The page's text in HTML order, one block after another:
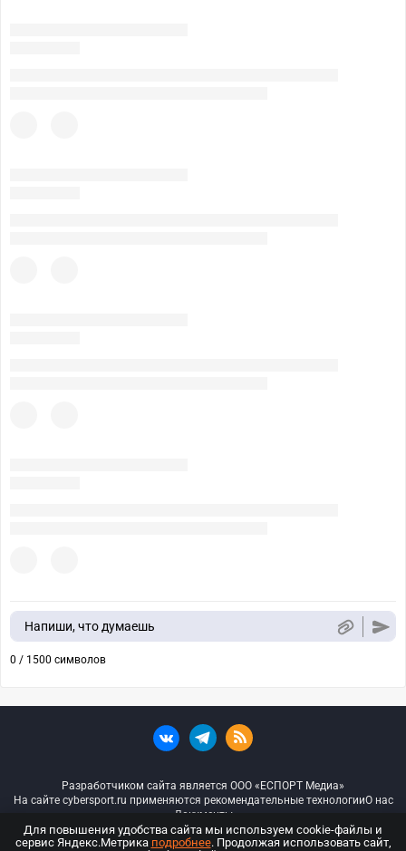
Напиши, что думаешь
0 / 1500 символов
Разработчиком сайта является ООО «ЕСПОРТ Медиа»
На сайте cybersport.ru применяются рекомендательные технологииО нас
Документы
© ООО «Киберспорт.ру» — Все права защищены
Для повышения удобства сайта мы используем cookie-файлы и
сервис Яндекс.Метрика подробнее. Продолжая использовать сайт,